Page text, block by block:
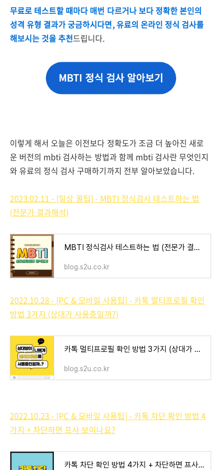
무료로 테스트할 때마다 매번 다르거나 보다 정확한 본인의
성격 유형 결과가 궁금하시다면, 유료의 온라인 정식 검사를
해보시는 것을 추천드립니다.
이렇게 해서 오늘은 이전보다 정확도가 조금 더 높아진 새로
운 버전의 mbti 검사하는 방법과 함께 mbti 검사란 무엇인지
와 유료의 정식 검사 구매하기까지 전부 알아보았습니다.
2023.02.11 - [일상 꿀팁] - MBTI 정식검사 테스트하는 법
(전문가 결과해석)
MBTI 정식검사 테스트하는 법 (전문가 결과해석)
blog.s2u.co.kr
2022.10.28 - [PC & 모바일 사용팁] - 카톡 멀티프로필 확인
방법 3가지 (상대가 사용중일까?)
카톡 멀티프로필 확인 방법 3가지 (상대가 사용중일까?)
blog.s2u.co.kr
2022.10.23 - [PC & 모바일 사용팁] - 카톡 차단 확인 방법 4
가지 + 차단하면 프사 보이나요?
카톡 차단 확인 방법 4가지 + 차단하면 프사 보이나요?